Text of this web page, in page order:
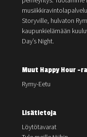
Storyville, hulvaton
kaupunkielämään
Day’s Night.
Muut Happy Hour -
Rymy-Eetu
Lisätietoja
Löytötavarat